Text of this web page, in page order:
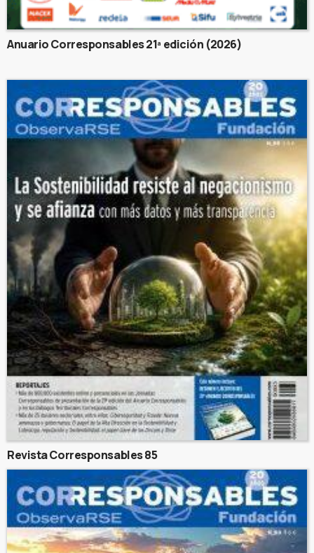
Anuario Corresponsables 21ª edición (2026)
Revista Corresponsables 85